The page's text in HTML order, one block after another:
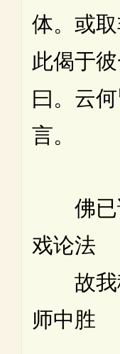
体。或取
此偈于
曰。云
言。
佛已
戏论法
故我
师中胜